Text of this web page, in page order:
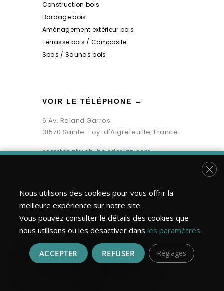
Construction bois
Bardage bois
Aménagement extérieur bois
Terrasse bois / Composite
Spas / Saunas bois
VOIR LE TÉLÉPHONE →
6 Av. Roland Garros
31570 Sainte-Foy-d'Aigrefeuille, France
secretariat@gb-boisdesign.com
Bois Design Construction ©2026 | Tous droits réservés.
Nous utilisons des cookies pour vous offrir la
meilleure expérience sur notre site.
Vous pouvez consulter le détails des cookies que
nous utilisons ou les désactiver dans les paramètres.
ACCEPTER REFUSER Réglages